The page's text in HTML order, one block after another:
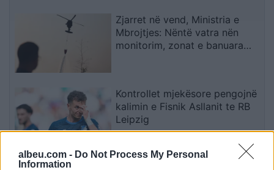
albeu.com - Do Not Process My Personal
Information
Zjarret në vend, Ministria e
Mbrojtjes: Nëntë vatra nën
monitorim, zonat e banuara
Kontrollet mjekësore pengojnë
kalimin e Fisnik Asllanit te RB
Leipzig